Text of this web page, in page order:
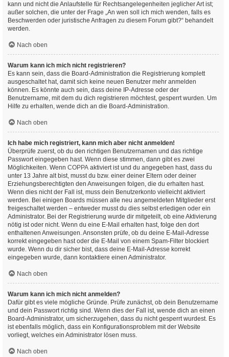
kann und nicht die Anlaufstelle für Rechtsangelegenheiten jeglicher Art ist;
außer solchen, die unter der Frage „An wen soll ich mich wenden, falls es
Beschwerden oder juristische Anfragen zu diesem Forum gibt?“ behandelt
werden.
Nach oben
Warum kann ich mich nicht registrieren?
Es kann sein, dass die Board-Administration die Registrierung komplett
ausgeschaltet hat, damit sich keine neuen Benutzer mehr anmelden
können. Es könnte auch sein, dass deine IP-Adresse oder der
Benutzername, mit dem du dich registrieren möchtest, gesperrt wurden. Um
Hilfe zu erhalten, wende dich an die Board-Administration.
Nach oben
Ich habe mich registriert, kann mich aber nicht anmelden!
Überprüfe zuerst, ob du den richtigen Benutzernamen und das richtige
Passwort eingegeben hast. Wenn diese stimmen, dann gibt es zwei
Möglichkeiten. Wenn COPPA aktiviert ist und du angegeben hast, dass du
unter 13 Jahre alt bist, musst du bzw. einer deiner Eltern oder deiner
Erziehungsberechtigten den Anweisungen folgen, die du erhalten hast.
Wenn dies nicht der Fall ist, muss dein Benutzerkonto vielleicht aktiviert
werden. Bei einigen Boards müssen alle neu angemeldeten Mitglieder erst
freigeschaltet werden – entweder musst du dies selbst erledigen oder ein
Administrator. Bei der Registrierung wurde dir mitgeteilt, ob eine Aktivierung
nötig ist oder nicht. Wenn du eine E-Mail erhalten hast, folge den dort
enthaltenen Anweisungen. Ansonsten prüfe, ob du deine E-Mail-Adresse
korrekt eingegeben hast oder die E-Mail von einem Spam-Filter blockiert
wurde. Wenn du dir sicher bist, dass deine E-Mail-Adresse korrekt
eingegeben wurde, dann kontaktiere einen Administrator.
Nach oben
Warum kann ich mich nicht anmelden?
Dafür gibt es viele mögliche Gründe. Prüfe zunächst, ob dein Benutzername
und dein Passwort richtig sind. Wenn dies der Fall ist, wende dich an einen
Board-Administrator, um sicherzugehen, dass du nicht gesperrt wurdest. Es
ist ebenfalls möglich, dass ein Konfigurationsproblem mit der Website
vorliegt, welches ein Administrator lösen muss.
Nach oben